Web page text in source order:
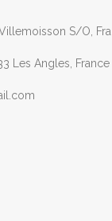
Villemoisson S/
Les Angles,